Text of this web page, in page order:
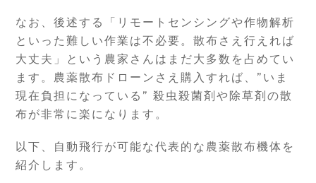
なお、後述する「リモートセンシングや作物解析
といった難しい作業は不必要。散布さえ行えれば
大丈夫」という農家さんはまだ大多数を占めてい
ます。農薬散布ドローンさえ購入すれば、”いま
現在負担になっている” 殺虫殺菌剤や除草剤の散
布が非常に楽になります。
以下、自動飛行が可能な代表的な農薬散布機体を
紹介します。